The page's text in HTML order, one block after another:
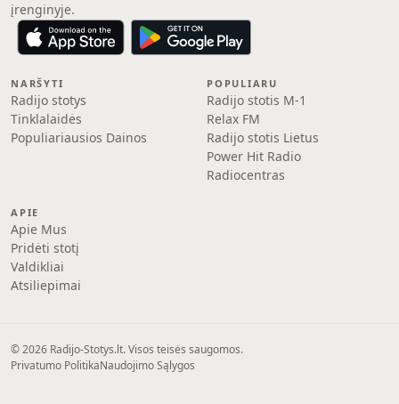
įrenginyje.
NARŠYTI
Radijo stotys
Tinklalaidės
Populiariausios Dainos
POPULIARU
Radijo stotis M-1
Relax FM
Radijo stotis Lietus
Power Hit Radio
Radiocentras
APIE
Apie Mus
Pridėti stotį
Valdikliai
Atsiliepimai
© 2026 Radijo-Stotys.lt. Visos teisės saugomos.
Privatumo PolitikaNaudojimo Sąlygos